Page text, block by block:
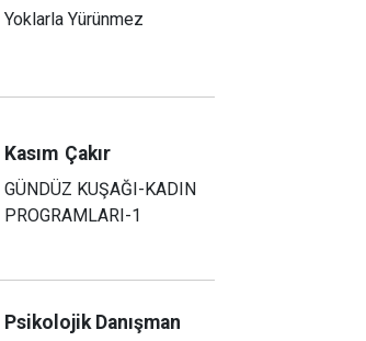
Yoklarla Yürünmez
Kasım Çakır
GÜNDÜZ KUŞAĞI-KADIN
PROGRAMLARI-1
Psikolojik Danışman